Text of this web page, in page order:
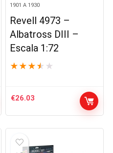
1901 A 1930
Revell 4973 –
Albatross DIII –
Escala 1:72
★ ★ ★ ★ ★
€26.03